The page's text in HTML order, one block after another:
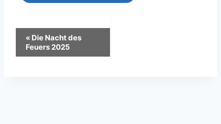
Veranstaltung-
Navigation
« Die Nacht des
Feuers 2025